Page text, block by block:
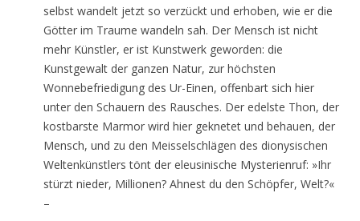
selbst wandelt jetzt so verzückt und erhoben, wie er die
Götter im Traume wandeln sah. Der Mensch ist nicht
mehr Künstler, er ist Kunstwerk geworden: die
Kunstgewalt der ganzen Natur, zur höchsten
Wonnebefriedigung des Ur-Einen, offenbart sich hier
unter den Schauern des Rausches. Der edelste Thon, der
kostbarste Marmor wird hier geknetet und behauen, der
Mensch, und zu den Meisselschlägen des dionysischen
Weltenkünstlers tönt der eleusinische Mysterienruf: »Ihr
stürzt nieder, Millionen? Ahnest du den Schöpfer, Welt?«
–